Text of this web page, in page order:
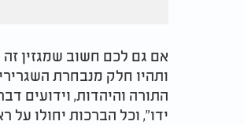
אם גם לכם חשוב שמגזין זה
ותהיו חלק מנבחרת
התורה והיהדות, וידועים
ידו", וכל הברכות יחולו